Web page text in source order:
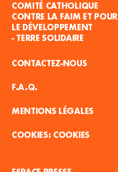
COMITÉ CATHOLIQUE
CONTRE LA FAIM ET POUR
LE DÉVELOPPEMENT
- TERRE SOLIDAIRE
CONTACTEZ-NOUS
F.A.Q.
MENTIONS LÉGALES
COOKIES